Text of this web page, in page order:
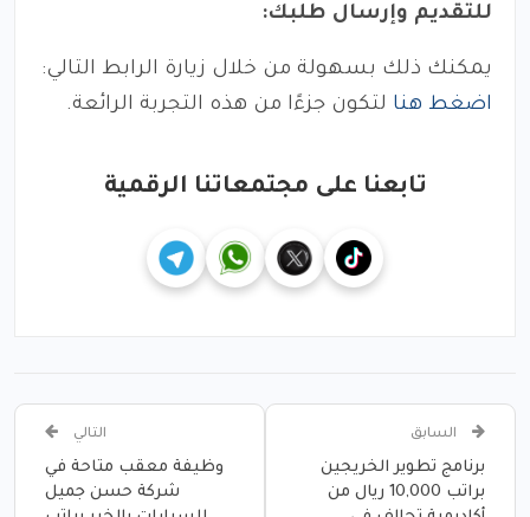
للتقديم وإرسال طلبك:
يمكنك ذلك بسهولة من خلال زيارة الرابط التالي:
اضغط هنا لتكون جزءًا من هذه التجربة الرائعة.
تابعنا على مجتمعاتنا الرقمية
السابق
برنامج تطوير الخريجين
براتب 10,000 ريال من
التالي
وظيفة معقب متاحة في
شركة حسن جميل